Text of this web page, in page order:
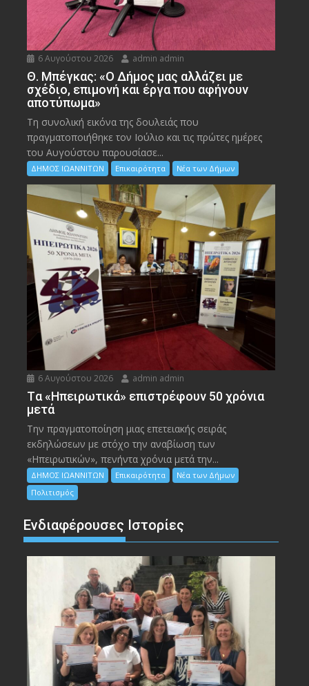
6 Αυγούστου 2026 admin admin
Θ. Μπέγκας: «Ο Δήμος μας αλλάζει με
σχέδιο, επιμονή και έργα που αφήνουν
αποτύπωμα»
Τη συνολική εικόνα της δουλειάς που
πραγματοποιήθηκε τον Ιούλιο και τις πρώτες ημέρες
του Αυγούστου παρουσίασε...
ΔΗΜΟΣ ΙΩΑΝΝΙΤΩΝ Επικαιρότητα Νέα των Δήμων
6 Αυγούστου 2026 admin admin
Tα «Ηπειρωτικά» επιστρέφουν 50 χρόνια
μετά
Την πραγματοποίηση μιας επετειακής σειράς
εκδηλώσεων με στόχο την αναβίωση των
«Ηπειρωτικών», πενήντα χρόνια μετά την...
ΔΗΜΟΣ ΙΩΑΝΝΙΤΩΝ Επικαιρότητα
Νέα των Δήμων
Πολιτισμός
Ενδιαφέρουσες Ιστορίες